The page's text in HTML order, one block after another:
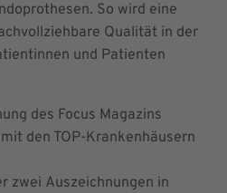
So wird eine
Qualität in der
und Patienten
des Focus Magazins
den TOP-Krankenhäusern
zwei Auszeichnungen in